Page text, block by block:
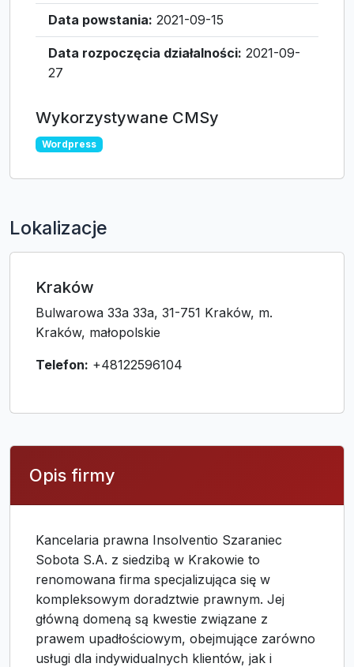
Data powstania: 2021-09-15
Data rozpoczęcia działalności: 2021-09-
27
Wykorzystywane CMSy
Wordpress
Lokalizacje
Kraków
Bulwarowa 33a 33a, 31-751 Kraków, m.
Kraków, małopolskie
Telefon: +48122596104
Opis firmy
Kancelaria prawna Insolventio Szaraniec
Sobota S.A. z siedzibą w Krakowie to
renomowana firma specjalizująca się w
kompleksowym doradztwie prawnym. Jej
główną domeną są kwestie związane z
prawem upadłościowym, obejmujące zarówno
usługi dla indywidualnych klientów, jak i